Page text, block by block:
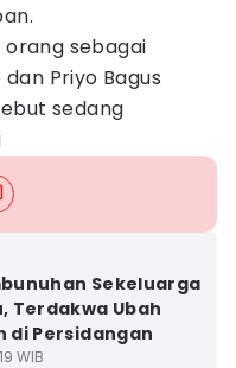
sebagai
Priyo Bagus
sedang
Sekeluarga
Terdakwa Ubah
di Persidangan
WIB